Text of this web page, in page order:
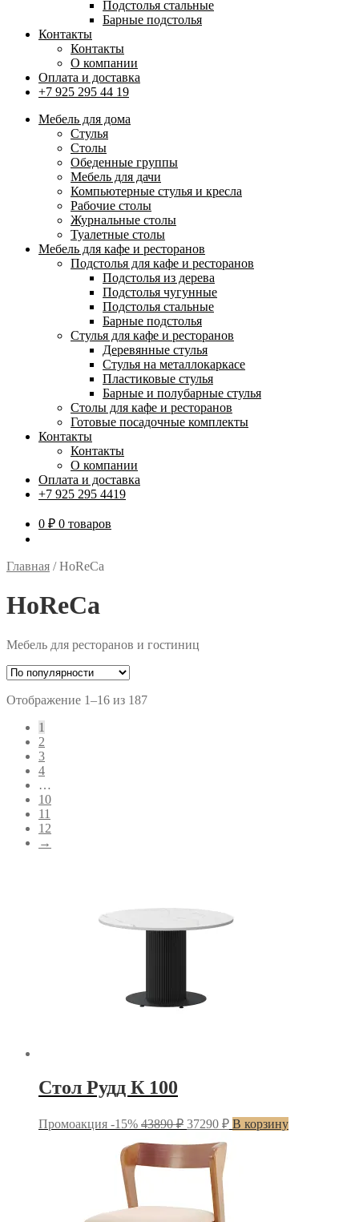
Подстолья стальные
Барные подстолья
Контакты
Контакты
О компании
Оплата и доставка
+7 925 295 44 19
Мебель для дома
Стулья
Столы
Обеденные группы
Мебель для дачи
Компьютерные стулья и кресла
Рабочие столы
Журнальные столы
Туалетные столы
Мебель для кафе и ресторанов
Подстолья для кафе и ресторанов
Подстолья из дерева
Подстолья чугунные
Подстолья стальные
Барные подстолья
Стулья для кафе и ресторанов
Деревянные стулья
Стулья на металлокаркасе
Пластиковые стулья
Барные и полубарные стулья
Столы для кафе и ресторанов
Готовые посадочные комплекты
Контакты
Контакты
О компании
Оплата и доставка
+7 925 295 4419
0 ₽ 0 товаров
Главная /HoReCa
HoReCa
Мебель для ресторанов и гостиниц
Отображение 1–16 из 187Сортировка:
1
2
3
4
…
10
11
12
→
Стол Рудд К 100
Промоакция -15% 43890₽ Первоначальная
составляла
43890 ₽.
37290 ₽Текущая
цена:
В корзину